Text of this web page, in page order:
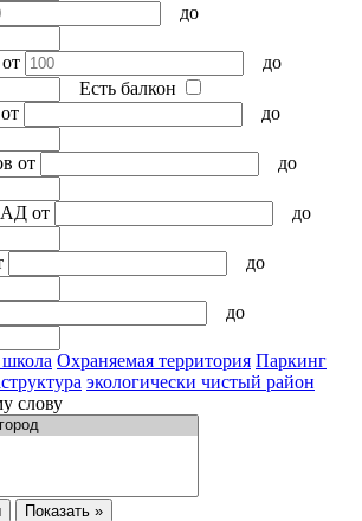
до
от
до
Есть балкон
от до
от до
от до
до
до
Охраняемая территория Паркинг
экологически чистый район
слову
Показать »